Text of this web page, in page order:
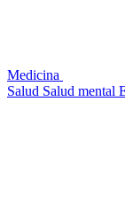
Medicina
Salud Salud mental